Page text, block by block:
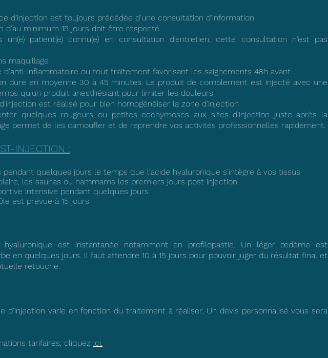
d'injection est toujours précédée d'une consultation d'information
d'au minimum 15 jours doit être respecté
un(e) patient(e) connu(e) en consultation d'entretien, cette consultation n'est pas
maquillage
d'anti-inflammatoire ou tout traitement favorisant les saignements 48h avant
dure en moyenne 30 à 45 minutes. Le produit de comblement est injecté avec une
qu'un produit anesthésiant pour limiter les douleurs
est réalisé pour bien homogénéiser la zone d'injection
quelques rougeurs ou petites ecchymoses aux sites d'injection juste après la
permet de les camoufler et de reprendre vos activités professionnelles rapidement.
INJECTION :
pendant quelques jours le temps que l'acide hyaluronique s'intègre à vos tissus
les saunas ou hammams les premiers jours post injection
intensive pendant quelques jours
est prévue à 15 jours
hyaluronique est instantanée notamment en profilopastie. Un léger œdème est
en quelques jours. Il faut attendre 10 à 15 jours pour pouvoir juger du résultat final et
retouche.
d'injection varie en fonction du traitement à réaliser. Un devis personnalisé vous sera
tarifaires, cliquez ici.